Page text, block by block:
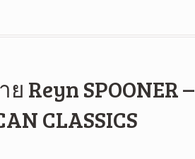
Reyn SPOONER –
CLASSICS